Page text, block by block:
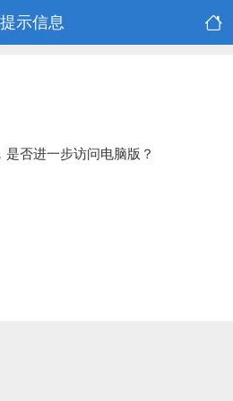
提示信息
否进一步访问电脑版？